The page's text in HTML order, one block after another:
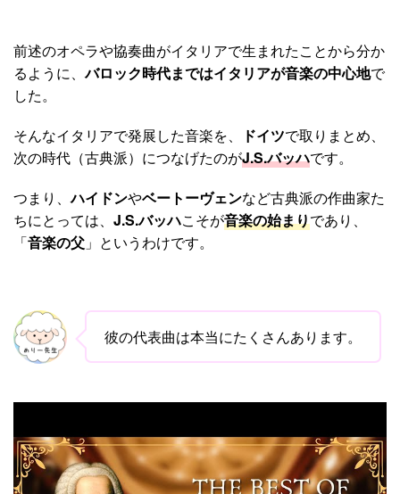
前述のオペラや協奏曲がイタリアで生まれたことから分か
るように、バロック時代まではイタリアが音楽の中心地で
した。
そんなイタリアで発展した音楽を、
ドイツで取りまとめ、
次の時代（古典派）につなげたのがJ.S.バッハです。
つまり、ハイドンやベートーヴェンなど古典派の作曲家た
ちにとっては、 J.S.バッハこそが音楽の始まりであり、
「音楽の父 」というわけです。
彼の代表曲は本当にたくさんあります。